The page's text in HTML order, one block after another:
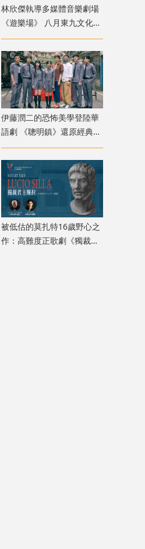
林欣傑執導多媒體音樂劇場
《遊樂場》 八月東九文化中
心上演
伊藤潤二的恐怖美學登陸華
語劇 《聰明鎮》還原經典角
色卻掀兩極評價
被低估的莫扎特16歲野心之
作：高難度正歌劇《獨裁君